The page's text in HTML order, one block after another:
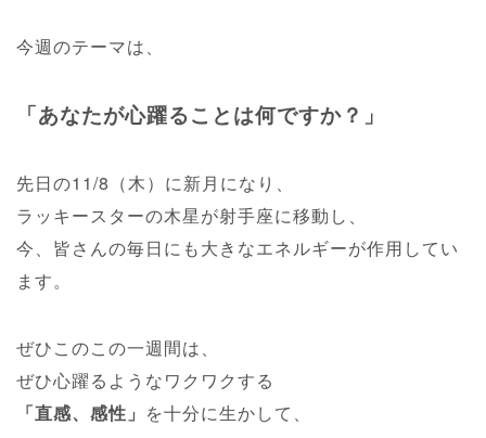
今週のテーマは、
「あなたが心躍ることは何ですか？」
先日の11/8（木）に新月になり、
ラッキースターの木星が射手座に移動し、
今、皆さんの毎日にも大きなエネルギーが作用してい
ます。
ぜひこのこの一週間は、
ぜひ心躍るようなワクワクする
「直感、感性」 を十分に生かして、